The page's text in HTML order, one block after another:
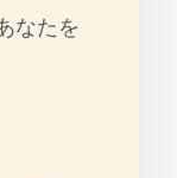
なたを